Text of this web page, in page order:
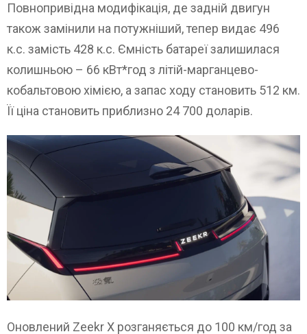
Повнопривідна модифікація, де задній двигун
також замінили на потужніший, тепер видає 496
к.с. замість 428 к.с. Ємність батареї залишилася
колишньою – 66 кВт*год з літій-марганцево-
кобальтовою хімією, а запас ходу становить 512 км.
Її ціна становить приблизно 24 700 доларів.
Оновлений Zeekr X розганяється до 100 км/год за